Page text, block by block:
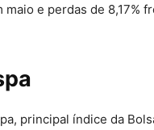
maio e perdas de 8,17%
principal índice da